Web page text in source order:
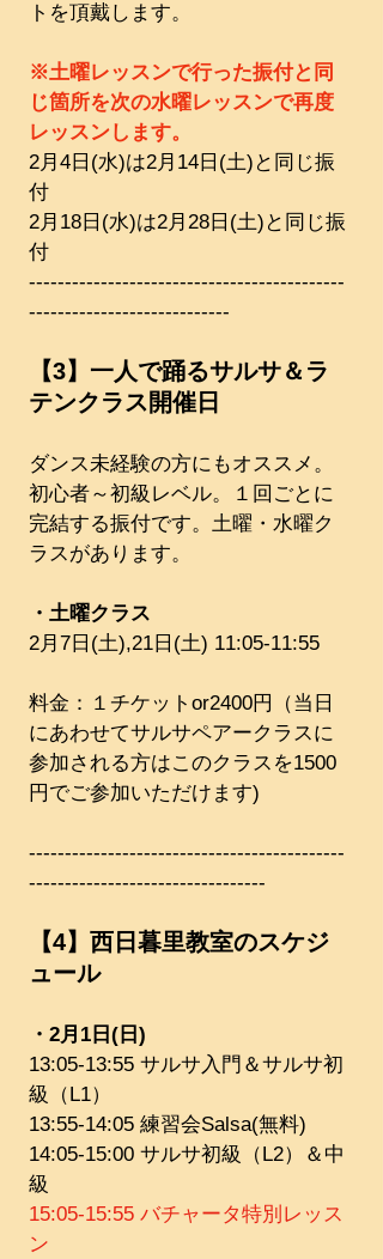
トを頂戴します。
※土曜レッスンで行った振付と同
じ箇所を次の水曜レッスンで再度
レッスンします。
2月4日(水)は2月14日(土)と同じ振
付
2月18日(水)は2月28日(土)と同じ振
付
--------------------------------------------
----------------------------
【3】一人で踊るサルサ＆ラ
テンクラス開催日
ダンス未経験の方にもオススメ。
初心者～初級レベル。１回ごとに
完結する振付です。土曜・水曜ク
ラスがあります。
・土曜クラス
2月7日(土),21日(土) 11:05-11:55
料金：１チケットor2400円（当日
にあわせてサルサペアークラスに
参加される方はこのクラスを1500
円でご参加いただけます)
--------------------------------------------
---------------------------------
【4】西日暮里教室のスケジ
ュール
・2月1日(日)
13:05-13:55 サルサ入門＆サルサ初
級（L1）
13:55-14:05 練習会Salsa(無料)
14:05-15:00 サルサ初級（L2）＆中
級​​
15:05-15:55 バチャータ特別レッス
ン